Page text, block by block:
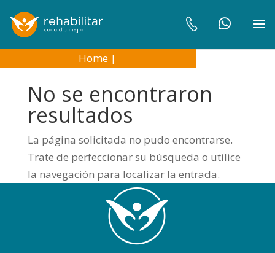
Home|
No se encontraron
resultados
La página solicitada no pudo encontrarse.
Trate de perfeccionar su búsqueda o utilice
la navegación para localizar la entrada.